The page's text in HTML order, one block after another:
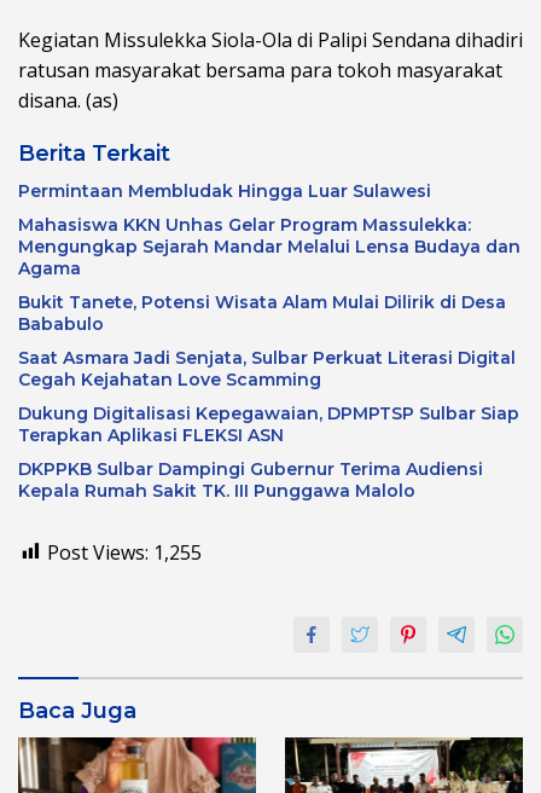
Kegiatan Missulekka Siola-Ola di Palipi Sendana dihadiri
ratusan masyarakat bersama para tokoh masyarakat
disana. (as)
Berita Terkait
Permintaan Membludak Hingga Luar Sulawesi
Mahasiswa KKN Unhas Gelar Program Massulekka:
Mengungkap Sejarah Mandar Melalui Lensa Budaya dan
Agama
Bukit Tanete, Potensi Wisata Alam Mulai Dilirik di Desa
Bababulo
Saat Asmara Jadi Senjata, Sulbar Perkuat Literasi Digital
Cegah Kejahatan Love Scamming
Dukung Digitalisasi Kepegawaian, DPMPTSP Sulbar Siap
Terapkan Aplikasi FLEKSI ASN
DKPPKB Sulbar Dampingi Gubernur Terima Audiensi
Kepala Rumah Sakit TK. III Punggawa Malolo
Post Views: 1,255
Baca Juga